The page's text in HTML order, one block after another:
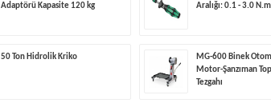
Adaptörü Kapasite 120 kg
Aralığı: 0.1 - 3.0 N.m
50 Ton Hidrolik Kriko
MG-600 Binek
Motor-Şanzıman
Tezgahı